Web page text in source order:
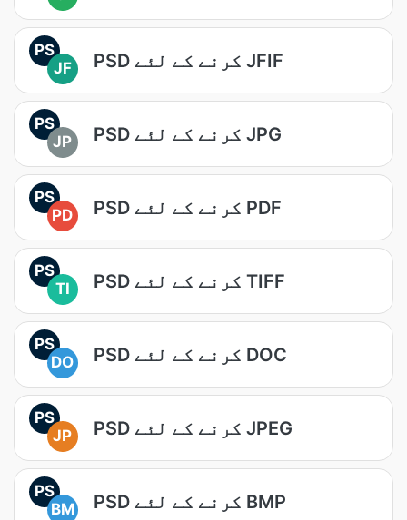
PS
JF
PSD کرنے کے لئے JFIF
PS
JP
PSD کرنے کے لئے JPG
PS
PD
PSD کرنے کے لئے PDF
PS
TI
PSD کرنے کے لئے TIFF
PS
DO
PSD کرنے کے لئے DOC
PS
JP
PSD کرنے کے لئے JPEG
PS
BM
PSD کرنے کے لئے BMP